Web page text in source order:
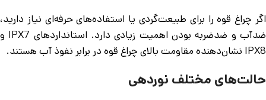
اگر چراغ قوه را برای طبیعت‌گردی یا استفاده‌های حرفه‌ای نیاز دارید،
ضدآب و ضدضربه بودن اهمیت زیادی دارد. استانداردهای IPX7 و
IPX8 نشان‌دهنده مقاومت بالای چراغ قوه در برابر نفوذ آب هستند.
حالت‌های مختلف نوردهی